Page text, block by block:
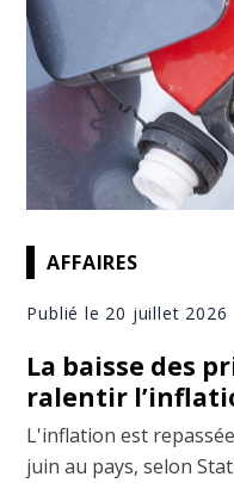
AFFAIRES
Publié le 20 juillet 2026
La baisse des
ralentir
L'inflation est
juin au pays, selon